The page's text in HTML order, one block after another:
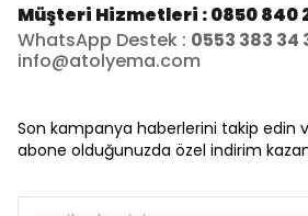
Müşteri Hizmetleri : 0850 840
WhatsApp Destek : 0553 383 34
info@atolyema.com
Son kampanya haberlerini takip edin
abone olduğunuzda özel indirim